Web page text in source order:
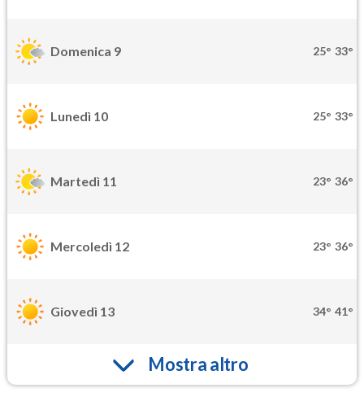
Domenica 9 25° 33°
Lunedì 10 25° 33°
Martedì 11 23° 36°
Mercoledì 12 23° 36°
Giovedì 13 34° 41°
Mostra altro